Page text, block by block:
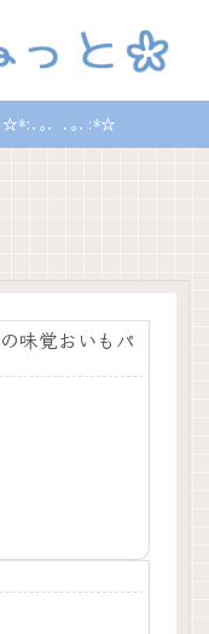
｡. .｡.:*☆
味覚おいもパ